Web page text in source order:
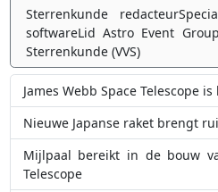
Sterrenkunde
softwareLid Astro Event
Sterrenkunde (VVS)
James Webb Space Telescope
Nieuwe Japanse raket brengt
Mijlpaal bereikt in de bouw
Telescope